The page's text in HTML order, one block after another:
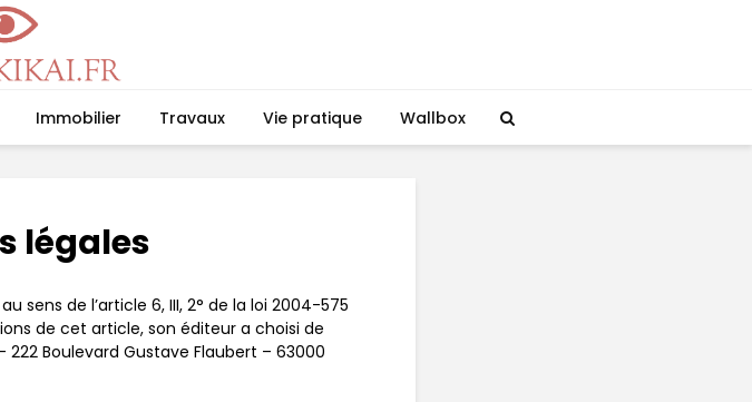
Immobilier Travaux Vie pratique Wallbox
légales
sens de l’article 6, III, 2° de la loi 2004-575
de cet article, son éditeur a choisi de
222 Boulevard Gustave Flaubert – 63000